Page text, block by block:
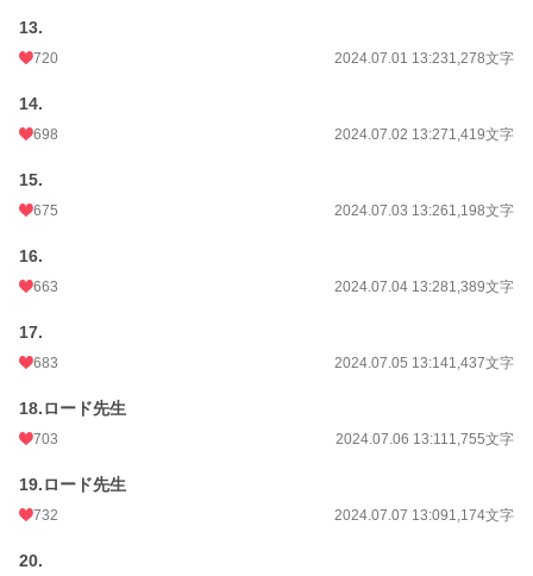
13.
720 2024.07.01 13:231,278文字
14.
698 2024.07.02 13:271,419文字
15.
675 2024.07.03 13:261,198文字
16.
663 2024.07.04 13:281,389文字
17.
683 2024.07.05 13:141,437文字
18.ロード先生
703 2024.07.06 13:111,755文字
19.ロード先生
732 2024.07.07 13:091,174文字
20.